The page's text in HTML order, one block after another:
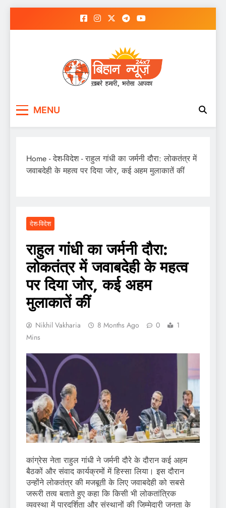
MENU
Home -देश-विदेश-राहुल गांधी का जर्मनी दौरा: लोकतंत्र में
जवाबदेही के महत्व पर दिया जोर, कई अहम मुलाकातें कीं
देश-विदेश
राहुल गांधी का जर्मनी दौरा:
लोकतंत्र में जवाबदेही के महत्व
पर दिया जोर, कई अहम
मुलाकातें कीं
Nikhil Vakharia 8 Months Ago 0
1
Mins
कांग्रेस नेता राहुल गांधी ने जर्मनी दौरे के दौरान कई अहम
बैठकों और संवाद कार्यक्रमों में हिस्सा लिया। इस दौरान
उन्होंने लोकतंत्र की मजबूती के लिए जवाबदेही को सबसे
जरूरी तत्व बताते हुए कहा कि किसी भी लोकतांत्रिक
व्यवस्था में पारदर्शिता और संस्थानों की जिम्मेदारी जनता के